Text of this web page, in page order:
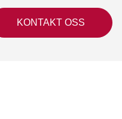
KONTAKT OSS